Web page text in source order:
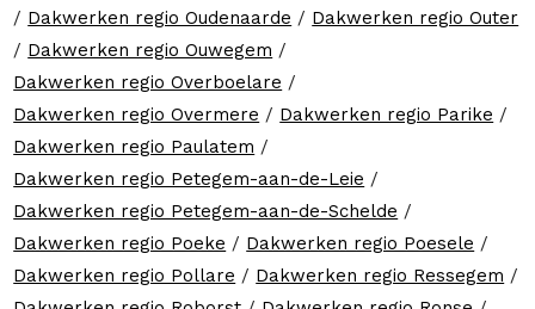
/ Dakwerken regio Oudenaarde / Dakwerken regio Outer
/ Dakwerken regio Ouwegem /
Dakwerken regio Overboelare /
Dakwerken regio Overmere / Dakwerken regio Parike /
Dakwerken regio Paulatem /
Dakwerken regio Petegem-aan-de-Leie /
Dakwerken regio Petegem-aan-de-Schelde /
Dakwerken regio Poeke / Dakwerken regio Poesele /
Dakwerken regio Pollare / Dakwerken regio Ressegem /